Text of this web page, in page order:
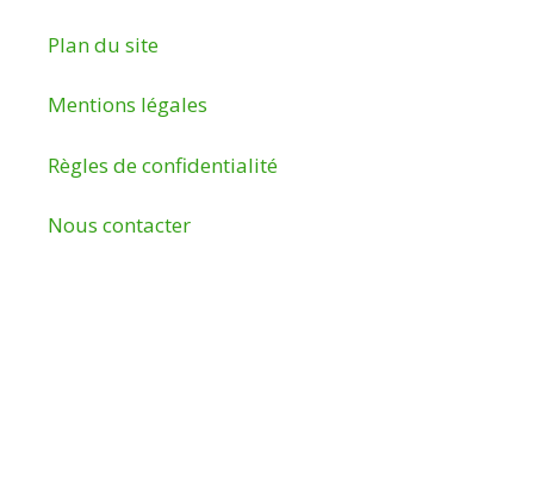
Plan du site
Mentions légales
Règles de confidentialité
Nous contacter